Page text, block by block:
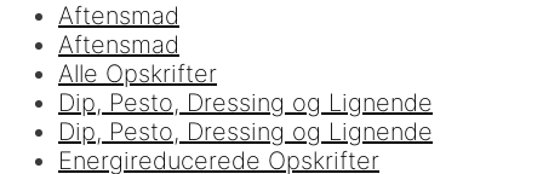
Aftensmad
Aftensmad
Alle Opskrifter
Dip, Pesto, Dressing og Lignende
Dip, Pesto, Dressing og Lignende
Energireducerede Opskrifter